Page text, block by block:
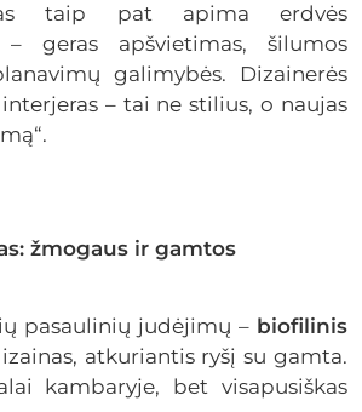
taip pat apima erdvės
– geras apšvietimas, šilumos
galimybės. Dizainerės
– tai ne stilius, o naujas
žmogaus ir gamtos
pasaulinių judėjimų – biofilinis
atkuriantis ryšį su gamta.
kambaryje, bet visapusiškas